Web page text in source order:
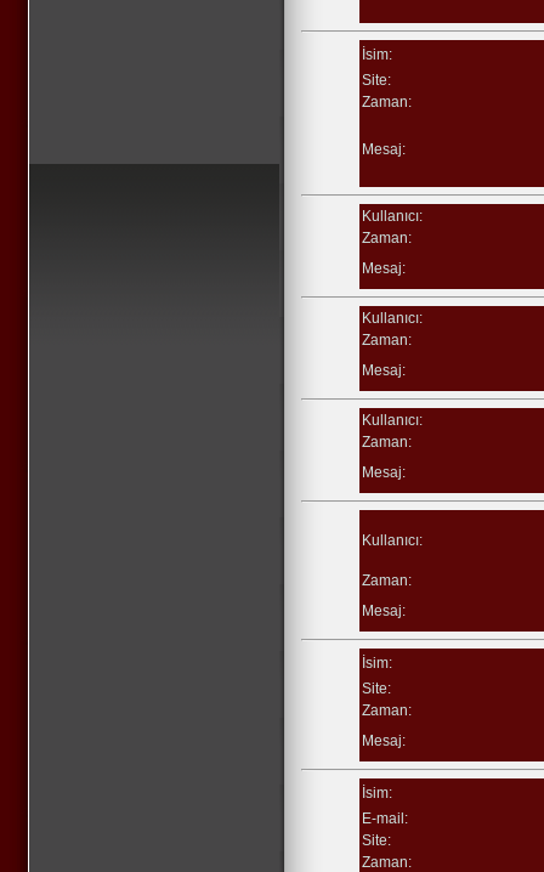
İsim:
Site:
Zaman:
Mesaj:
Kullanıcı:
Zaman:
Mesaj:
Kullanıcı:
Zaman:
Mesaj:
Kullanıcı:
Zaman:
Mesaj:
Kullanıcı:
Zaman:
Mesaj:
İsim:
Site:
Zaman:
Mesaj:
İsim:
E-mail:
Site:
Zaman: